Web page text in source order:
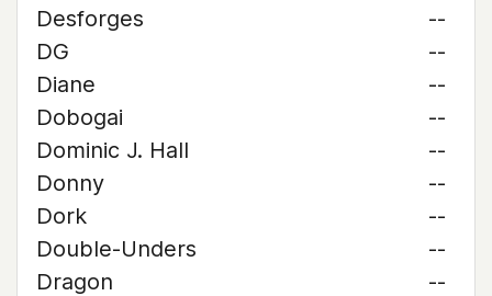
Desforges
--
DG
--
Diane
--
Dobogai
--
Dominic J. Hall
--
Donny
--
Dork
--
Double-Unders
--
Dragon
--